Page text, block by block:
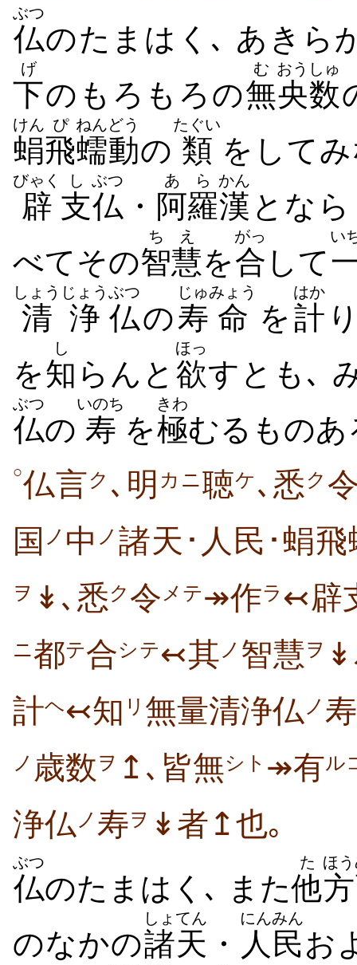
仏
ぶつ
のたまはく､ あきら
下
げ
のもろもろの無
む
央数
おうしゅ
蜎
けん
飛
ぴ
蠕動
ねんどう
の 類
たぐい
をして
辟
びゃく
支
し
仏
ぶつ
・ 阿羅
あら
漢
かん
とな
べてその智慧
ちえ
を合
がっ
して
い
清浄
しょうじょう
仏
ぶつ
の寿
じゅ
命
みょう
を 計
はか
を知
し
らんと 欲
ほっ
すとも､
仏
ぶつ
の 寿
いのち
を極
きわ
むるもの
○仏言ク ､明 カニ 聴ケ ､悉ク
国 ノ 中 ノ 諸天･人民･蜎
ヲ ↡､悉ク 令 メテ↠作ラ ↢辟
ニ 都テ合シテ↢其 ノ 智慧ヲ
計ヘ↢知 リ 無量清浄仏 ノ
ノ 歳数ヲ ↥､皆無シト ↠有ル
浄仏 ノ 寿ヲ ↡者↥也｡
仏
ぶつ
のたまはく､ また他
た ほ
のなかの諸天
しょてん
・ 人民
にんみん
お